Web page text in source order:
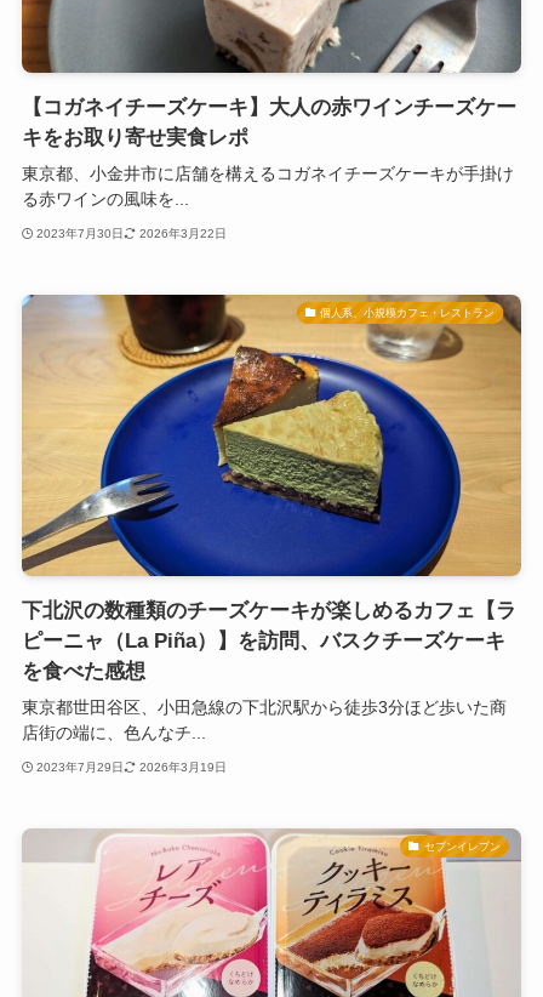
【コガネイチーズケーキ】大人の赤ワインチーズケー
キをお取り寄せ実食レポ
東京都、小金井市に店舗を構えるコガネイチーズケーキが手掛け
る赤ワインの風味を...
2023年7月30日 2026年3月22日
個人系、小規模カフェ・レストラン
下北沢の数種類のチーズケーキが楽しめるカフェ【ラ
ピーニャ（La Piña）】を訪問、バスクチーズケーキ
を食べた感想
東京都世田谷区、小田急線の下北沢駅から徒歩3分ほど歩いた商
店街の端に、色んなチ...
2023年7月29日 2026年3月19日
セブンイレブン